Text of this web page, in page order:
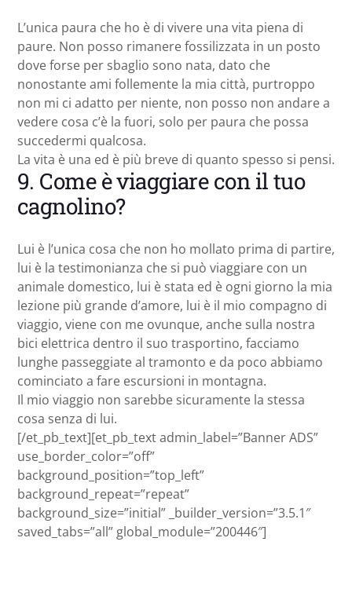
L’unica paura che ho è di vivere una vita piena di
paure. Non posso rimanere fossilizzata in un posto
dove forse per sbaglio sono nata, dato che
nonostante ami follemente la mia città, purtroppo
non mi ci adatto per niente, non posso non andare a
vedere cosa c’è la fuori, solo per paura che possa
succedermi qualcosa.
La vita è una ed è più breve di quanto spesso si pensi.
9. Come è viaggiare con il tuo
cagnolino?
Lui è l’unica cosa che non ho mollato prima di partire,
lui è la testimonianza che si può viaggiare con un
animale domestico, lui è stata ed è ogni giorno la mia
lezione più grande d’amore, lui è il mio compagno di
viaggio, viene con me ovunque, anche sulla nostra
bici elettrica dentro il suo trasportino, facciamo
lunghe passeggiate al tramonto e da poco abbiamo
cominciato a fare escursioni in montagna.
Il mio viaggio non sarebbe sicuramente la stessa
cosa senza di lui.
[/et_pb_text][et_pb_text admin_label=”Banner ADS”
use_border_color=”off”
background_position=”top_left”
background_repeat=”repeat”
background_size=”initial” _builder_version=”3.5.1″
saved_tabs=”all” global_module=”200446″]